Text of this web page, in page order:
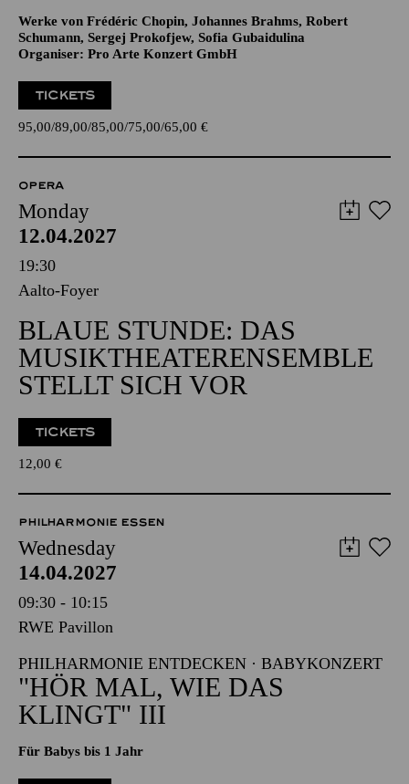
Werke von Frédéric Chopin, Johannes Brahms, Robert
Schumann, Sergej Prokofjew, Sofia Gubaidulina
Organiser: Pro Arte Konzert GmbH
TICKETS
95,00 89,00 85,00 75,00 65,00 €
OPERA
Monday
12.04.2027
19:30
Aalto-Foyer
BLAUE STUNDE: DAS
MUSIKTHEATERENSEMBLE
STELLT SICH VOR
TICKETS
12,00 €
PHILHARMONIE ESSEN
Wednesday
14.04.2027
09:30 - 10:15
RWE Pavillon
PHILHARMONIE ENTDECKEN · BABYKONZERT
"HÖR MAL, WIE DAS
KLINGT" III
Für Babys bis 1 Jahr